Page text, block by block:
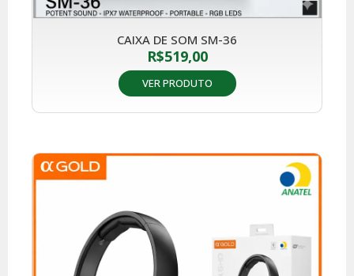
CAIXA DE SOM SM-36
R$519,00
VER PRODUTO